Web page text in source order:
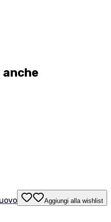
Aggiungi alla wishlist